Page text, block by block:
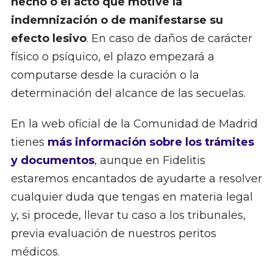
indemnización o de manifestarse su
efecto lesivo. En caso de daños de carácter
físico o psíquico, el plazo empezará a
computarse desde la curación o la
determinación del alcance de las secuelas.
En la web oficial de la Comunidad de Madrid
tienes más información sobre los trámites
y documentos, aunque en Fidelitis
estaremos encantados de ayudarte a resolver
cualquier duda que tengas en materia legal
y, si procede, llevar tu caso a los tribunales,
previa evaluación de nuestros peritos
médicos.